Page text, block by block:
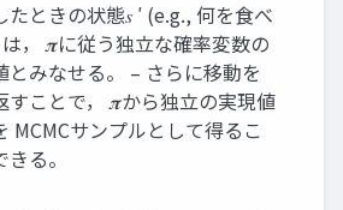
たときの状態𝑠 ′ (e.g., 何を食べ
， 𝝅に従う独立な確率変数の
とみなせる。 – さらに移動を
すことで， 𝝅から独立の実現値
MCMCサンプルとして得るこ
る。